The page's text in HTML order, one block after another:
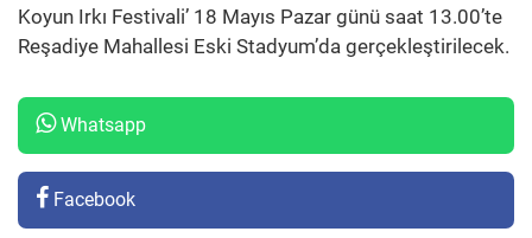
Koyun Irkı Festivali’ 18 Mayıs Pazar günü saat 13.00’te
Reşadiye Mahallesi Eski Stadyum’da gerçekleştirilecek.
Whatsapp
Facebook